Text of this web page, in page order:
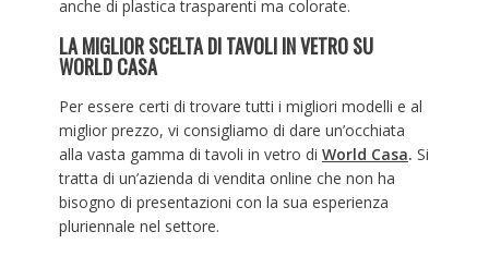
anche di plastica trasparenti ma colorate.
LA MIGLIOR SCELTA DI TAVOLI IN VETRO SU
WORLD CASA
Per essere certi di trovare tutti i migliori modelli e al
miglior prezzo, vi consigliamo di dare un’occhiata
alla vasta gamma di tavoli in vetro di World Casa. Si
tratta di un’azienda di vendita online che non ha
bisogno di presentazioni con la sua esperienza
pluriennale nel settore.